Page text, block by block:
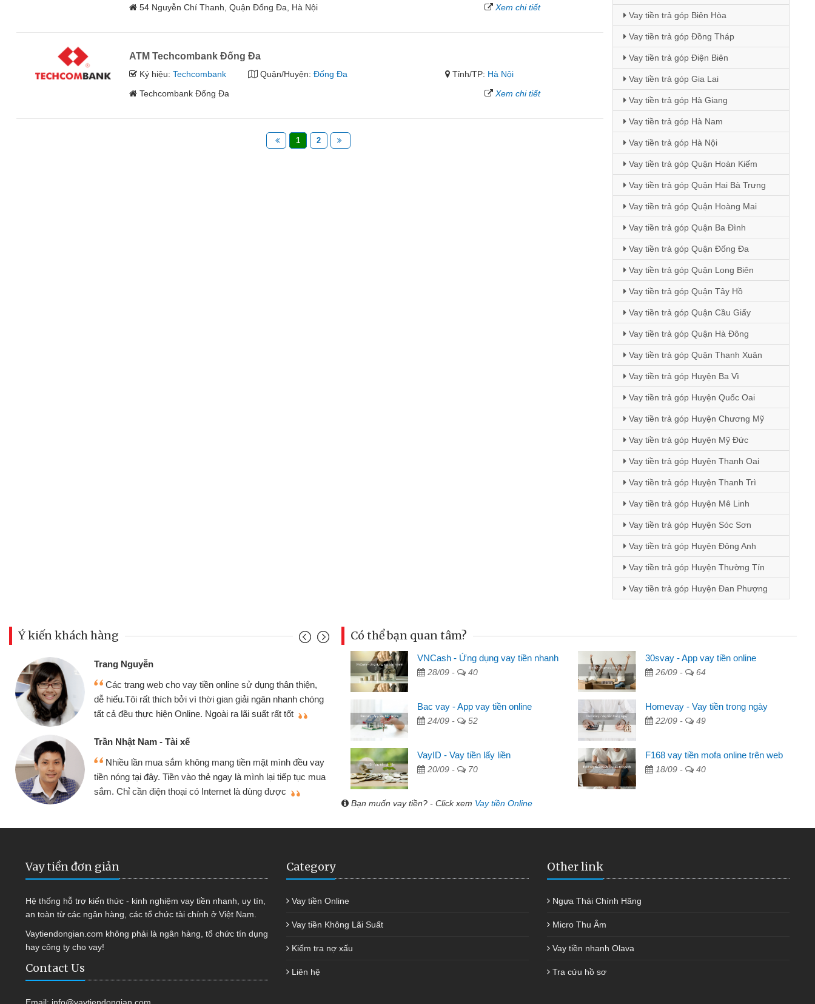
54 Nguyễn Chí Thanh, Quận Đống Đa, Hà Nội
Xem chi tiết
ATM Techcombank Đống Đa
Ký hiệu:Techcombank Quận/Huyện: Đống Đa Tỉnh/TP: Hà Nội
Techcombank Đống Đa
Xem chi tiết
1 2
Vay tiền trả góp Biên Hòa
Vay tiền trả góp Đồng Tháp
Vay tiền trả góp Điện Biên
Vay tiền trả góp Gia Lai
Vay tiền trả góp Hà Giang
Vay tiền trả góp Hà Nam
Vay tiền trả góp Hà Nội
Vay tiền trả góp Quận Hoàn Kiếm
Vay tiền trả góp Quận Hai Bà Trưng
Vay tiền trả góp Quận Hoàng Mai
Vay tiền trả góp Quận Ba Đình
Vay tiền trả góp Quận Đống Đa
Vay tiền trả góp Quận Long Biên
Vay tiền trả góp Quận Tây Hồ
Vay tiền trả góp Quận Cầu Giấy
Vay tiền trả góp Quận Hà Đông
Vay tiền trả góp Quận Thanh Xuân
Vay tiền trả góp Huyện Ba Vì
Vay tiền trả góp Huyện Quốc Oai
Vay tiền trả góp Huyện Chương Mỹ
Vay tiền trả góp Huyện Mỹ Đức
Vay tiền trả góp Huyện Thanh Oai
Vay tiền trả góp Huyện Thanh Trì
Vay tiền trả góp Huyện Mê Linh
Vay tiền trả góp Huyện Sóc Sơn
Vay tiền trả góp Huyện Đông Anh
Vay tiền trả góp Huyện Thường Tín
Vay tiền trả góp Huyện Đan Phượng
Ý kiến khách hàng
vay
mua
Đoàn Hữu Cảnh
Mình cần tiền gấp nên định cầm cố chiếc xe wave
nhưng thật may đã có gói vay tiền bằng CMND online
không cần gặp mặt nên rất tiện lợi, sẽ giới thiệu cho bạn
Cấn Văn Lực - Tạp hóa
Tôi kinh doanh buôn bán nhỏ lẻ nhiều lúc cần vốn nhập
hàng, nhờ biết đến website qua bạn bè giới thiệu tôi đã giải
quyết được công việc của mình nhanh chóng
Mai Lan - Sinh viên
Tôi biết đến thông qua quảng cáo trên facebook. Tôi là
sinh viên nên cần đóng tiền nhà, sinh nhật bạn bè, mà đọc
thấy thủ tục nhanh gọn nên tôi quyết định vay
Mất 2 tuần các ngân hàng không ai cho vay. Trong khi
cần có 2 triệu để giải quyết việc riêng, trong 1-2 ngày tôi trả
được thôi. Cảm ơn đã giúp tôi kịp thời và nhanh chóng
Có thể bạn quan tâm?
VNCash - Ứng dụng vay tiền nhanh
28/09 - 40
30svay - App vay tiền online
26/09 - 64
Bac vay - App vay tiền online
24/09 - 52
Homevay - Vay tiền trong ngày
22/09 - 49
VayID - Vay tiền lấy liền
20/09 - 70
F168 vay tiền mofa online trên web
18/09 - 40
Bạn muốn vay tiền? - Click xem Vay tiền Online
Vay tiền đơn giản
Hệ thống hỗ trợ kiến thức - kinh nghiệm vay tiền nhanh, uy tín,
an toàn từ các ngân hàng, các tổ chức tài chính ở Việt Nam.
Vaytiendongian.com không phải là ngân hàng, tổ chức tín dụng
hay công ty cho vay!
Contact Us
Category
Vay tiền Online
Vay tiền Không Lãi Suất
Kiểm tra nợ xấu
Liên hệ
Other link
Ngựa Thái Chính Hãng
Micro Thu Âm
Vay tiền nhanh Olava
Tra cứu hồ sơ